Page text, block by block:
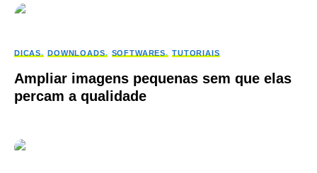
DICAS DOWNLOADS SOFTWARES TUTORIAIS
Ampliar imagens pequenas sem que elas
percam a qualidade